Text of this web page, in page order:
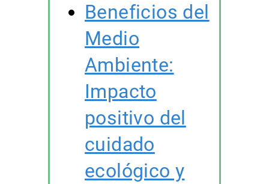
Beneficios del
Medio
Ambiente:
Impacto
positivo del
cuidado
ecológico y